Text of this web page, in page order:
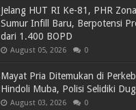
Jelang HUT RI Ke-81, PHR
Sumur Infill Baru, Berpotensi
dari 1.400 BOPD
August 05, 2026 0
Mayat Pria Ditemukan di
Hindoli Muba, Polisi Selidiki
August 03, 2026 0